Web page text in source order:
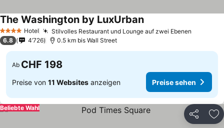
4 Sterne Hotel Stilvolles Restaurant und Lounge auf zwei Ebenen
The Washington by LuxUrban
6.8 4’726 0.5 km bis Wall Street
Ab CHF 198
Preise von 11 Websites anzeigen Preise sehen
Teilen
Beliebte Wahl